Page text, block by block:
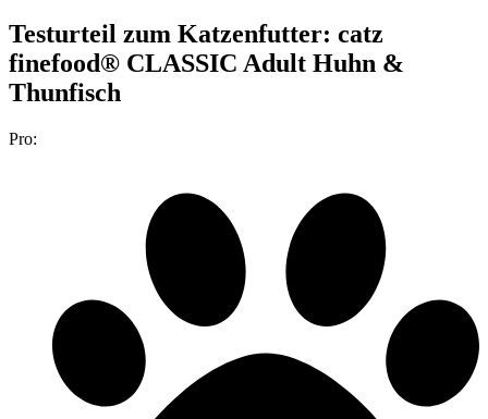
Testurteil zum Katzenfutter: catz
finefood® CLASSIC Adult Huhn &
Thunfisch
Pro: